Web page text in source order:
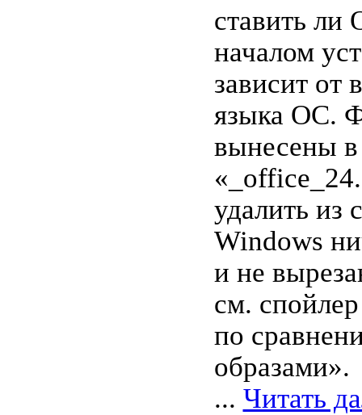
ставить ли
началом
зависит от
языка ОС.
вынесены в
удалить из
Windows
и не
см.
по
образами».
... Читать